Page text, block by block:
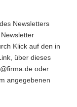
Newsletters
Klick auf den in
über dieses
oder
angegebenen